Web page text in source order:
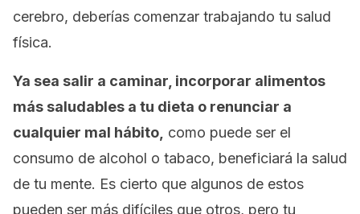
cerebro, deberías comenzar trabajando tu salud
física.
Ya sea salir a caminar, incorporar alimentos
más saludables a tu dieta o renunciar a
cualquier mal hábito, como puede ser el
consumo de alcohol o tabaco, beneficiará la salud
de tu mente. Es cierto que algunos de estos
pueden ser más difíciles que otros, pero tu